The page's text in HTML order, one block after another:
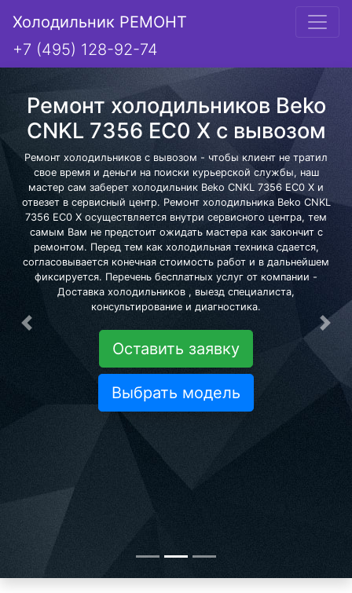
Холодильник РЕМОНТ
+7 (495) 128-92-74
Ремонт холодильников Beko
CNKL 7356 EC0 X с вывозом
Ремонт холодильников с вывозом - чтобы клиент не тратил
свое время и деньги на поиски курьерской службы, наш
мастер сам заберет холодильник Beko CNKL 7356 EC0 X и
отвезет в сервисный центр. Ремонт холодильника Beko CNKL
7356 EC0 X осуществляется внутри сервисного центра, тем
самым Вам не предстоит ожидать мастера как закончит с
ремонтом. Перед тем как холодильная техника сдается,
согласовывается конечная стоимость работ и в дальнейшем
фиксируется. Перечень бесплатных услуг от компании -
Доставка холодильников , выезд специалиста,
консультирование и диагностика.
Оставить заявку
Выбрать модель
Предыдущая